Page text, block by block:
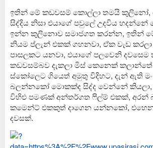
ඉතින් මේ කඩවසම් කොල්ලා තමයි
සිද්දිය නිසා එයාගේ පවුලේ උදවිය හදන්නේ
ඉන්න කුලිනොව සමාජගත කරන්න, ඉතින්
නියම ප්ලැන් එකක් ගහනවා, ඒක වැඩ
පාසලකට යනවා, එයාගේ පලවෙනි
කඩවසම්බව දැකලා මිස් කෙනෙක් කලාන්තේ
ස්කෝලෙට ගියෙත් අමුතු විදිහට, දැන් ඇති මං
බලන්නකෝ මොකක්ද සිද්ද වෙන්නේ
විහිළු පමණක් අන්තර්ගත ෆිල්ම් එකක්, අරන්
කමෙන්ට් එකකුත් දාගෙන යන්නකෝ,
දවසක්.